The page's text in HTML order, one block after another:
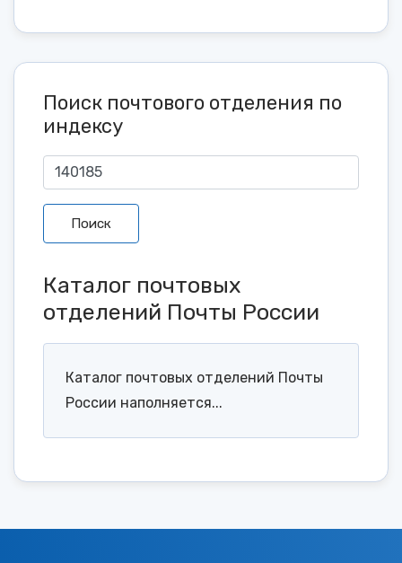
Поиск почтового отделения по
индексу
Поиск
Каталог почтовых
отделений Почты России
Каталог почтовых отделений Почты
России наполняется...